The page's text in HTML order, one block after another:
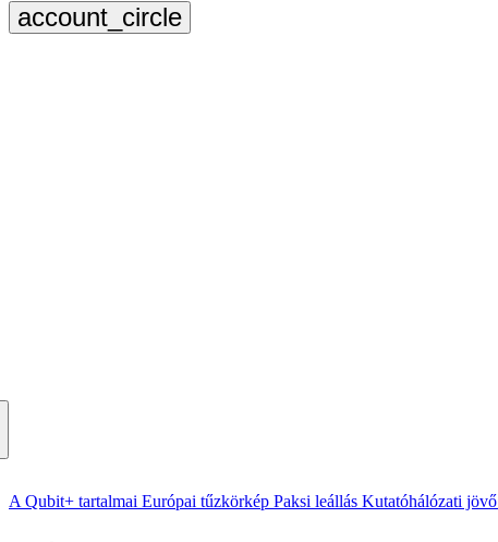
A Qubit+ tartalmai Európai tűzkörkép Paksi leállás Kutatóhálózati jövő